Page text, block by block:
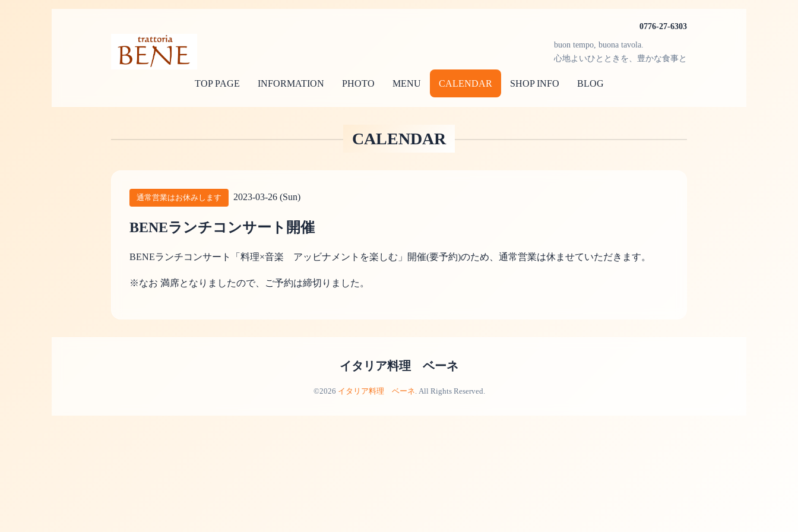
0776-27-6303
buon tempo, buona tavola.
心地よいひとときを、豊かな食事と
TOP PAGE INFORMATION PHOTO MENU CALENDAR SHOP INFO BLOG
CALENDAR
通常営業はお休みします 2023-03-26 (Sun)
BENEランチコンサート開催
BENEランチコンサート「料理×音楽 アッビナメントを楽しむ」開催(要予約)のため、通常営業は休ませていただきます。
※なお 満席となりましたので、ご予約は締切りました。
イタリア料理 ベーネ
©2026 イタリア料理 ベーネ. All Rights Reserved.